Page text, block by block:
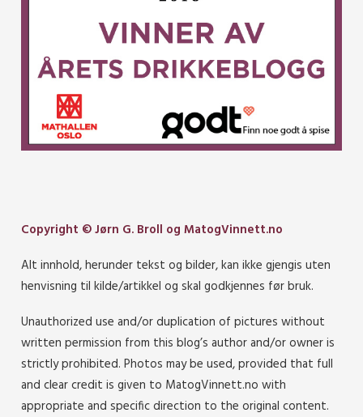
Copyright © Jørn G. Broll og MatogVinnett.no
Alt innhold, herunder tekst og bilder, kan ikke gjengis uten
henvisning til kilde/artikkel og skal godkjennes før bruk.
Unauthorized use and/or duplication of pictures without
written permission from this blog’s author and/or owner is
strictly prohibited. Photos may be used, provided that full
and clear credit is given to MatogVinnett.no with
appropriate and specific direction to the original content.